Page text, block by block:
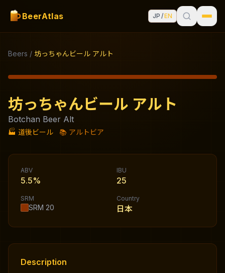
BeerAtlas JP /EN
Beers / 坊っちゃんビール アルト
坊っちゃんビール アルト
Botchan Beer Alt
🏭 道後ビール 📚 アルトビア
ABV
5.5%
IBU
25
SRM
SRM 20
Country
日本
Description